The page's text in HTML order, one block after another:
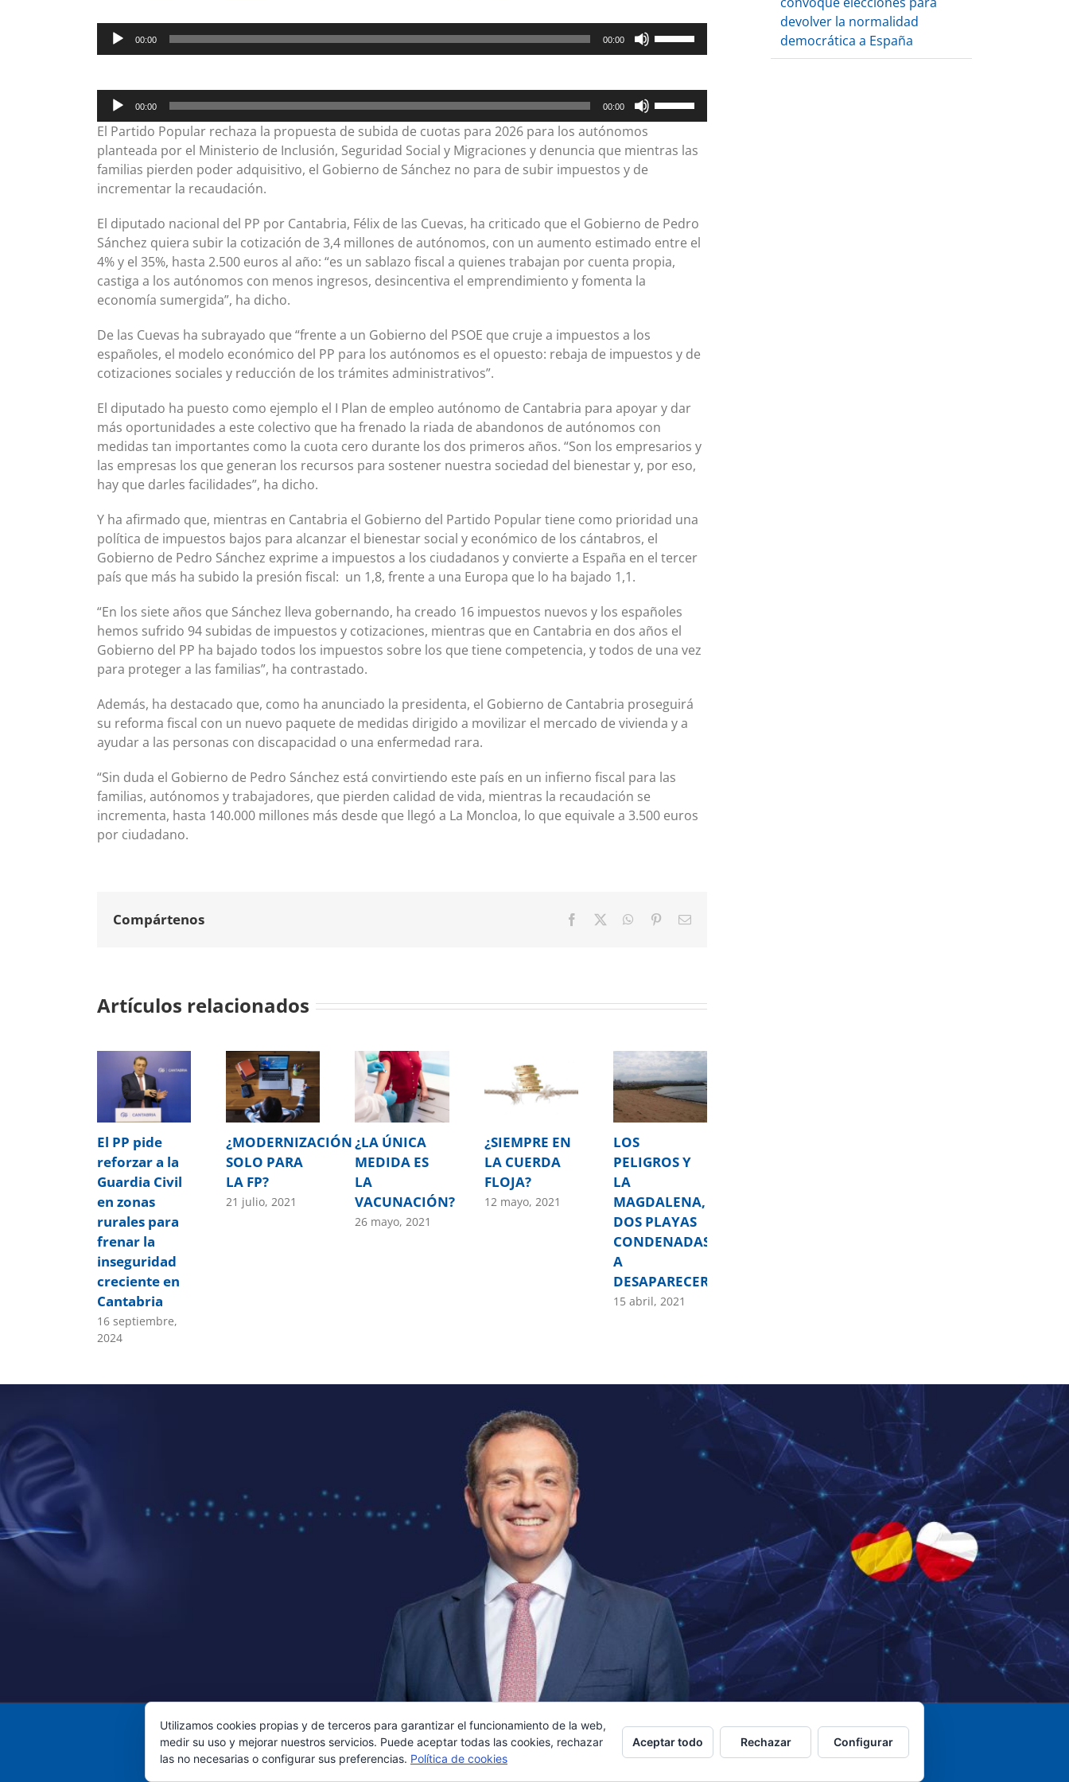
Reproductor
de
00:00 00:00
de
flecha
para
el
volumen.
Reproductor
de
audio
00:00 00:00
de
aumentar
o
disminuir
El Partido Popular rechaza la propuesta de subida de cuotas para 2026 para los autónomos
planteada por el Ministerio de Inclusión, Seguridad Social y Migraciones y denuncia que mientras las
familias pierden poder adquisitivo, el Gobierno de Sánchez no para de subir impuestos y de
incrementar la recaudación.
El diputado nacional del PP por Cantabria, Félix de las Cuevas, ha criticado que el Gobierno de Pedro
Sánchez quiera subir la cotización de 3,4 millones de autónomos, con un aumento estimado entre el
4% y el 35%, hasta 2.500 euros al año: “es un sablazo fiscal a quienes trabajan por cuenta propia,
castiga a los autónomos con menos ingresos, desincentiva el emprendimiento y fomenta la
economía sumergida”, ha dicho.
De las Cuevas ha subrayado que “frente a un Gobierno del PSOE que cruje a impuestos a los
españoles, el modelo económico del PP para los autónomos es el opuesto: rebaja de impuestos y de
cotizaciones sociales y reducción de los trámites administrativos”.
El diputado ha puesto como ejemplo el I Plan de empleo autónomo de Cantabria para apoyar y dar
más oportunidades a este colectivo que ha frenado la riada de abandonos de autónomos con
medidas tan importantes como la cuota cero durante los dos primeros años. “Son los empresarios y
las empresas los que generan los recursos para sostener nuestra sociedad del bienestar y, por eso,
hay que darles facilidades”, ha dicho.
Y ha afirmado que, mientras en Cantabria el Gobierno del Partido Popular tiene como prioridad una
política de impuestos bajos para alcanzar el bienestar social y económico de los cántabros, el
Gobierno de Pedro Sánchez exprime a impuestos a los ciudadanos y convierte a España en el tercer
país que más ha subido la presión fiscal: un 1,8, frente a una Europa que lo ha bajado 1,1.
“En los siete años que Sánchez lleva gobernando, ha creado 16 impuestos nuevos y los españoles
hemos sufrido 94 subidas de impuestos y cotizaciones, mientras que en Cantabria en dos años el
Gobierno del PP ha bajado todos los impuestos sobre los que tiene competencia, y todos de una vez
para proteger a las familias”, ha contrastado.
Además, ha destacado que, como ha anunciado la presidenta, el Gobierno de Cantabria proseguirá
su reforma fiscal con un nuevo paquete de medidas dirigido a movilizar el mercado de vivienda y a
ayudar a las personas con discapacidad o una enfermedad rara.
“Sin duda el Gobierno de Pedro Sánchez está convirtiendo este país en un infierno fiscal para las
familias, autónomos y trabajadores, que pierden calidad de vida, mientras la recaudación se
incrementa, hasta 140.000 millones más desde que llegó a La Moncloa, lo que equivale a 3.500 euros
por ciudadano.
Compártenos Facebook WhatsApp
PinterestCorreo
Artículos relacionados
El PP pide
reforzar a la
Guardia Civil
en zonas
rurales para
frenar la
inseguridad
creciente en
Cantabria
16 septiembre,
2024
¿MODERNIZACIÓN
SOLO PARA
LA FP?
21 julio, 2021
¿LA ÚNICA
MEDIDA ES
LA
VACUNACIÓN?
26 mayo, 2021
¿SIEMPRE EN
LA CUERDA
FLOJA?
12 mayo, 2021
LOS
PELIGROS Y
LA
MAGDALENA,
DOS PLAYAS
CONDENADAS
A
DESAPARECER
15 abril, 2021
devolver la normalidad
democrática a España
Utilizamos cookies propias y de terceros para garantizar el funcionamiento de la web,
medir su uso y mejorar nuestros servicios. Puede aceptar todas las cookies, rechazar
las no necesarias o configurar sus preferencias. Política de cookies
Aceptar todo Rechazar Configurar